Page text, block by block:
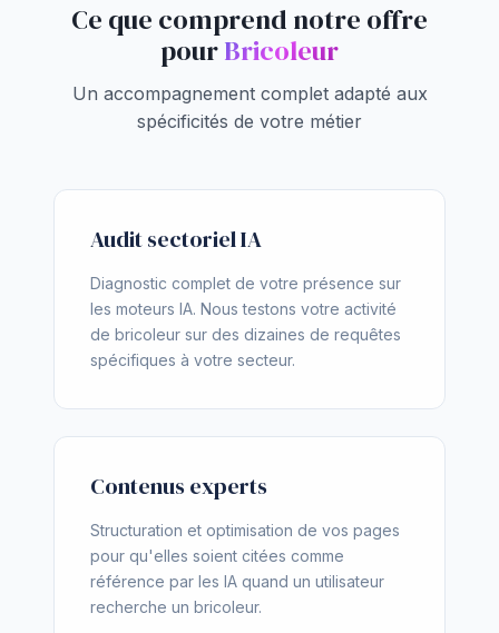
Ce que comprend notre offre
pourBricoleur
Un accompagnement complet adapté aux
spécificités de votre métier
Audit sectoriel IA
Diagnostic complet de votre présence sur
les moteurs IA. Nous testons votre activité
de bricoleur sur des dizaines de requêtes
spécifiques à votre secteur.
Contenus experts
Structuration et optimisation de vos pages
pour qu'elles soient citées comme
référence par les IA quand un utilisateur
recherche un bricoleur.